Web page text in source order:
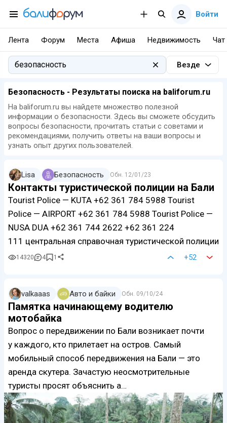
Войти
Лента Форум Места Афиша Недвижимость Чат
Везде
Безопасность - Результаты поиска на baliforum.ru
На baliforum.ru вы найдете множество полезной
информации о безопасности. Здесь вы сможете обсудить
вопросы безопасности, прочитать статьи с советами и
рекомендациями, получить ответы на ваши вопросы и
узнать опыт других пользователей.
Lisa Безопасность Обн. 12/01/23
Контакты туристической полиции на Бали
Tourist Police — KUTA +62 361 784 5988 Tourist
Police — AIRPORT +62 361 784 5988 Tourist Police —
NUSA DUA +62 361 744 2622 +62 361 224
111 центральная справочная туристической полиции
14320 4 1 +52
valkaaas Авто и байки Обн. 09/10/24
Памятка начинающему водителю
мотобайка
Вопрос о передвижении по Бали возникает почти
у каждого, кто прилетает на остров. Самый
мобильный способ передвижения на Бали — это
аренда скутера. Зачастую неосмотрительные
туристы просят объяснить а…